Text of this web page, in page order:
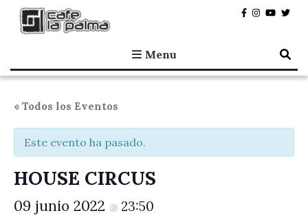
Café la Palma
Programando música en directo en Madrid, desde 1995.
Menu
« Todos los Eventos
Este evento ha pasado.
HOUSE CIRCUS
09 junio 2022 @ 23:50